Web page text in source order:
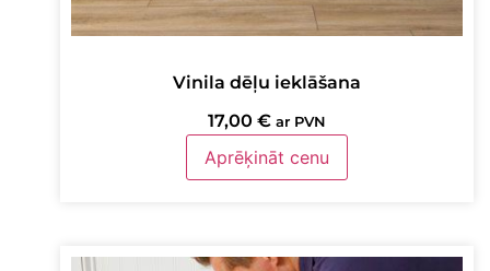
Vinila dēļu ieklāšana
17,00 € ar PVN
Aprēķināt cenu